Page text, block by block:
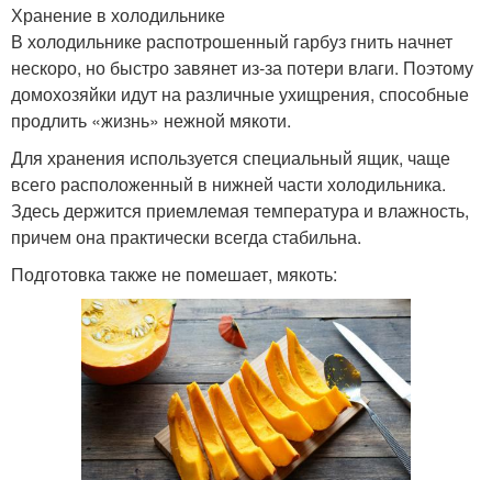
Хранение в холодильнике
В холодильнике распотрошенный гарбуз гнить начнет
нескоро, но быстро завянет из-за потери влаги. Поэтому
домохозяйки идут на различные ухищрения, способные
продлить «жизнь» нежной мякоти.
Для хранения используется специальный ящик, чаще
всего расположенный в нижней части холодильника.
Здесь держится приемлемая температура и влажность,
причем она практически всегда стабильна.
Подготовка также не помешает, мякоть: